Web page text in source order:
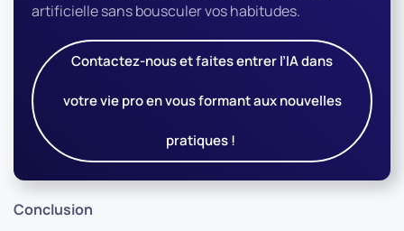
artificielle sans bousculer vos habitudes.
Contactez-nous et faites entrer l’IA dans
votre vie pro en vous formant aux nouvelles
pratiques !
Conclusion